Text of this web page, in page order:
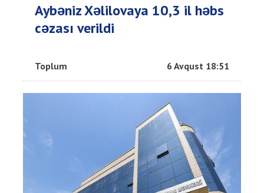
Aybəniz Xəlilovaya 10,3 il həbs
cəzası verildi
Toplum 6 Avqust 18:51